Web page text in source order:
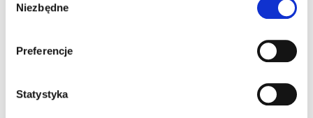
zgody
Niezbędne
Preferencje
Statystyka
Zgodny ze wzorem arkuszu przebiegu egzaminu